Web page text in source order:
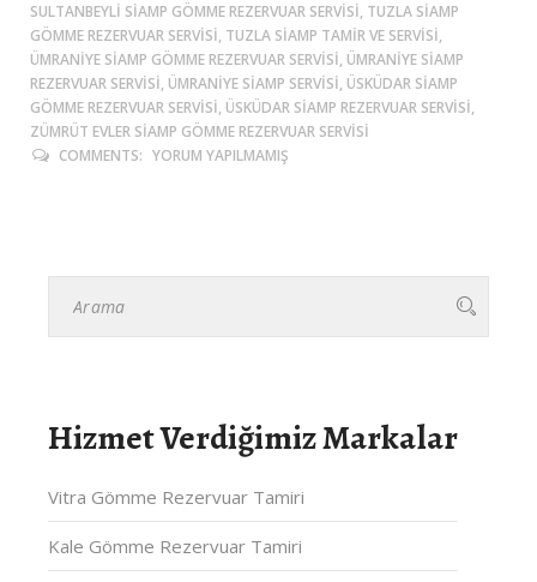
SULTANBEYLİ SIAMP GÖMME REZERVUAR SERVISI, TUZLA SIAMP
GÖMME REZERVUAR SERVISI, TUZLA SIAMP TAMIR VE SERVISI,
ÜMRANIYE SIAMP GÖMME REZERVUAR SERVISI, ÜMRANIYE SIAMP
REZERVUAR SERVISI, ÜMRANIYE SIAMP SERVISI, ÜSKÜDAR SIAMP
GÖMME REZERVUAR SERVISI, ÜSKÜDAR SIAMP REZERVUAR SERVISI,
ZÜMRÜT EVLER SIAMP GÖMME REZERVUAR SERVISI
COMMENTS: YORUM YAPILMAMIŞ
Hizmet Verdiğimiz Markalar
Vitra Gömme Rezervuar Tamiri
Kale Gömme Rezervuar Tamiri